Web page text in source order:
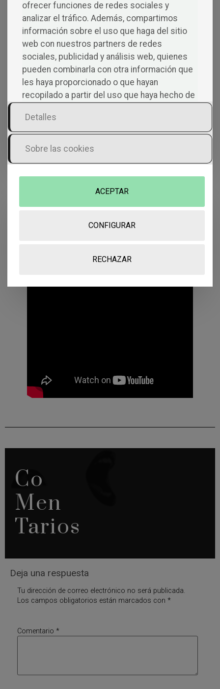
el romanticismo distorsiona y daña por querer hacer
más especial de la cuenta lo que el instinto anhela.
Podría dejar volar la imaginación y que la metáfora
devore la realidad que mi inmadurez no aguanta, pero
parece que el peso de los días quiere que aprenda
algo, y la ignorancia quiere dejar paso a una inocencia
refinada que ya no se asusta por sentir.
En realidad son 4, no tienen nombre, ni falta que les
hace.
Co
Men
Tarios
Deja una respuesta
Tu dirección de correo electrónico no será publicada.
Los campos obligatorios están marcados con *
Comentario *
ofrecer funciones de redes sociales y
analizar el tráfico. Además, compartimos
información sobre el uso que haga del sitio
web con nuestros partners de redes
sociales, publicidad y análisis web, quienes
pueden combinarla con otra información que
les haya proporcionado o que hayan
recopilado a partir del uso que haya hecho de
Detalles
Sobre las cookies
RECHAZAR
CONFIGURAR
ACEPTAR